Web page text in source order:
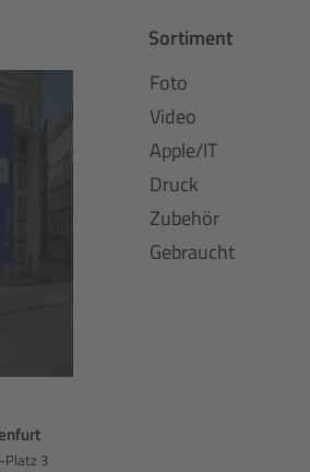
Platz 3
Sortiment
Foto
Video
Apple/IT
Druck
Zubehör
Gebraucht